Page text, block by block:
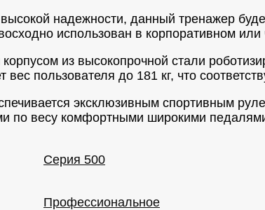
надежности, данный тренажер
использован в корпоративном или
из высокопрочной стали
пользователя до 181 кг, что
эксклюзивным спортивным
по весу комфортными широкими
Серия 500
Профессиональное